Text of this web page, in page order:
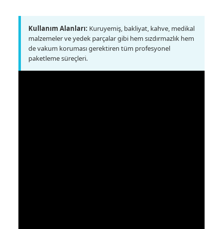
Kullanım Alanları: Kuruyemiş, bakliyat, kahve, medikal
malzemeler ve yedek parçalar gibi hem sızdırmazlık hem
de vakum koruması gerektiren tüm profesyonel
paketleme süreçleri.